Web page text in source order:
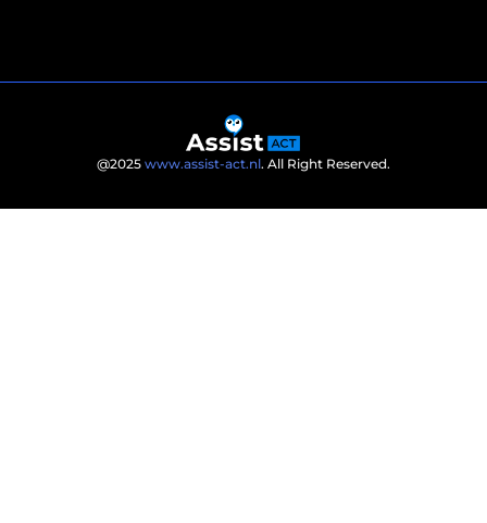
@2025 www.assist-act.nl. All Right Reserved.